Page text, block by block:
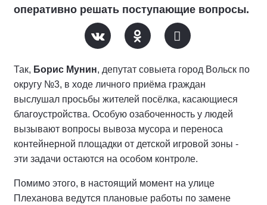
оперативно решать поступающие вопросы.
Так, Борис Мунин, депутат совыета город Вольск по
округу №3, в ходе личного приёма граждан
выслушал просьбы жителей посёлка, касающиеся
благоустройства. Особую озабоченность у людей
вызывают вопросы вывоза мусора и переноса
контейнерной площадки от детской игровой зоны -
эти задачи остаются на особом контроле.
Помимо этого, в настоящий момент на улице
Плеханова ведутся плановые работы по замене